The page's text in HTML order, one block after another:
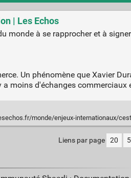
| Les Echos
monde à se rapprocher et à
Un phénomène que Xavier
moins d'échanges commerciaux
enjeux-internationaux/cest-contagieux-comment-lagressivite-de-trump-change-le-
Liens par page 20